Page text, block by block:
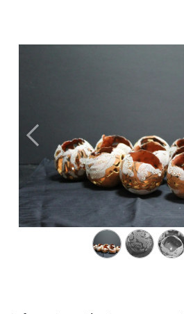
Vorige